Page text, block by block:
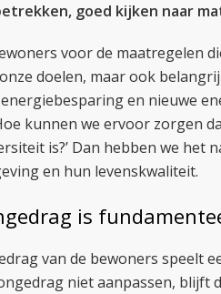
goed kijken naar
voor de maatregelen
doelen, maar ook
en nieuwe
kunnen we ervoor zorgen
is?’ Dan hebben we
en hun levenskwaliteit.
is
van de bewoners speelt
niet aanpassen, blijft